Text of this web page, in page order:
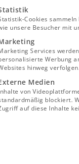
Leistung
Zahlen, die
sind
nicht mehr
Cookies
unsere Besucher mit
Services
Werbung
hinweg
Medien
von
blockiert.
auf diese Inhalte